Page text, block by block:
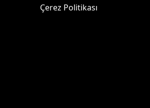
Çerez Politikası